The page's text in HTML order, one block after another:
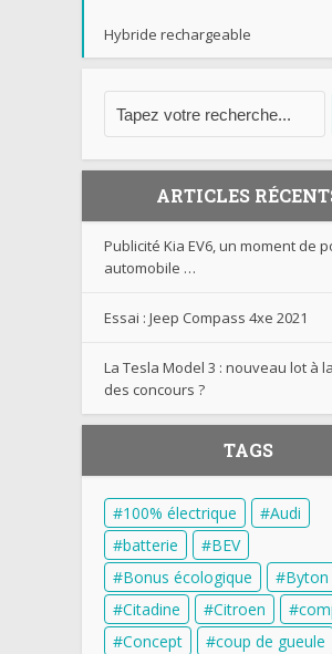
Hybride rechargeable
ARTICLES
Publicité Kia EV6, un moment de
automobile …
Essai : Jeep Compass 4xe 2021
La Tesla Model 3 : nouveau lot à
des concours ?
TAGS
100% électrique
Audi
batterie
BEV
Bonus écologique
Byton
Citadine
Citroen
Concept
coup de gueule